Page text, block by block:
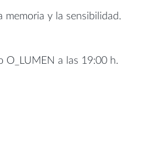
memoria y la sensibilidad.
O_LUMEN a las 19:00 h.